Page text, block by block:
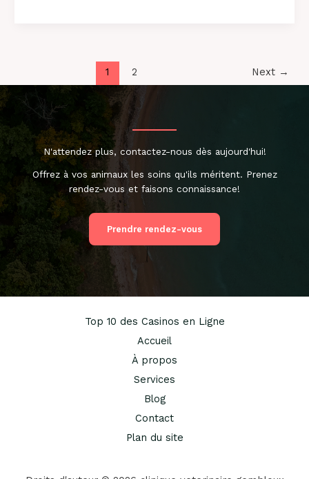
Solutions
2026
1 2 Next →
N'attendez plus, contactez-nous dès aujourd'hui!
Offrez à vos animaux les soins qu'ils méritent. Prenez
rendez-vous et faisons connaissance!
Prendre rendez-vous
Top 10 des Casinos en Ligne
Accueil
À propos
Services
Blog
Contact
Plan du site